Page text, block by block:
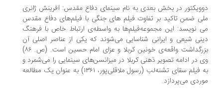
در بخش بعدی به نام سینمای دفاع مقدس: آفرینش ژانری
ضمن تاکید بر تفاوت فیلم های جنگی با فیلم‌های دفاع مقدس
نویسد: این مجموعه‌فیلم‌ها به واسطه‌ی ارتباط خاص با فرهنگ
شیعی و ایرانی شناسایی می‌شوند که یکی از عناصر اصلی آن
بزرگداشت واقعه‌ی خونین کربلا و عزای امام حسین است. (ص. ۸۶)
در ادامه تصویر ذهنی کربلا در میزانسن‌های سینمایی را می‌شمرد و
به فیلم سقای تشنه‌لب (رسول ملاقلی‌پور، ۱۳۶۱) به عنوان یک مطالعه
می‌پردازد.